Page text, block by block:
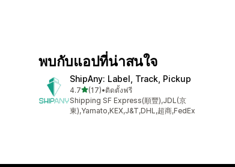
พบกับแอปที่น่าสนใจ
ShipAny: Label, Track, Pickup
4.7เต็ม 5 ดาว
(17)
ทั้งหมด 17 รีวิว
•ติดตั้งฟรี
Shipping SF Express(順豐),JDL(京
東),Yamato,KEX,J&T,DHL,超商,FedEx